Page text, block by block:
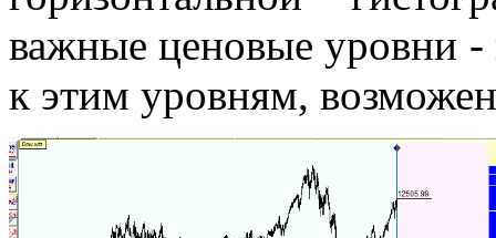
важные ценовые уровни -
к этим уровням,